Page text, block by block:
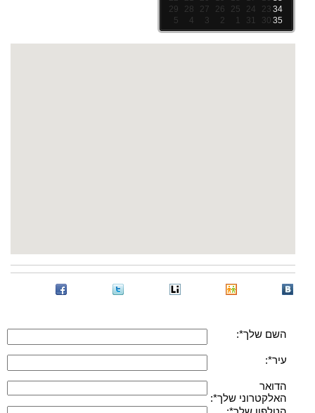
34
23
24
25
26
27
28
29
35
30
31
1
2
3
4
5
השם שלך*:
עיר*:
הדואר
האלקטרוני שלך*: